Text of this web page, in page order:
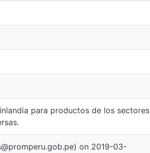
para productos de los sectores
on 2019-03-